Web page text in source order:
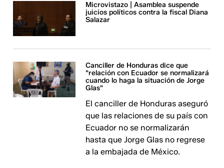
Microvistazo | Asamblea suspende
juicios políticos contra la fiscal Diana
Salazar
Canciller de Honduras dice que
"relación con Ecuador se normalizará
cuando lo haga la situación de Jorge
Glas"
El canciller de Honduras aseguró
que las relaciones de su país con
Ecuador no se normalizarán
hasta que Jorge Glas no regrese
a la embajada de México.